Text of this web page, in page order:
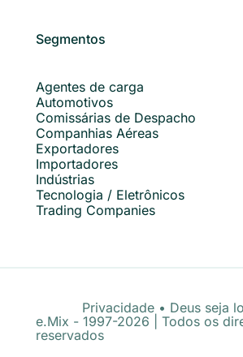
Segmentos
Agentes de carga
Automotivos
Comissárias de Despacho
Companhias Aéreas
Exportadores
Importadores
Indústrias
Tecnologia / Eletrônicos
Trading Companies
Privacidade • Deus seja
e.Mix - 1997-2026 | Todos os
reservados